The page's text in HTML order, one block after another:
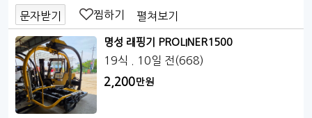
문자받기 찜하기 펼쳐보기
명성 래핑기 PROLINER1500
19식 . 10일 전(668)
2,200만원